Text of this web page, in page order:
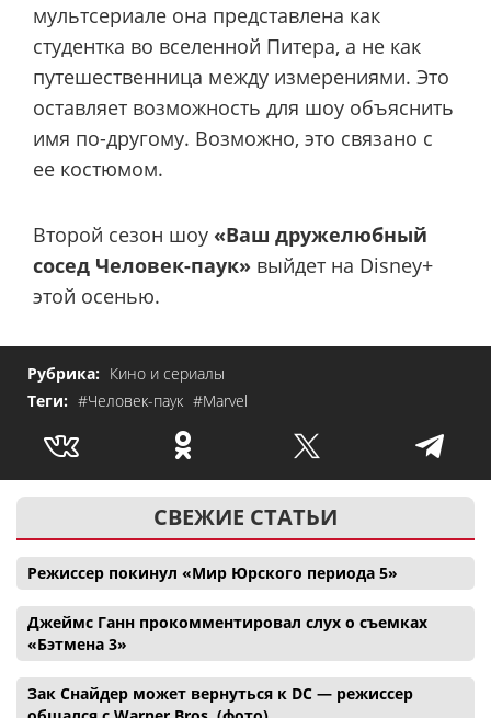
мультсериале она представлена ​​как
студентка во вселенной Питера, а не как
путешественница между измерениями. Это
оставляет возможность для шоу объяснить
имя по-другому. Возможно, это связано с
ее костюмом.
Второй сезон шоу «Ваш дружелюбный
сосед Человек-паук» выйдет на Disney+
этой осенью.
Рубрика: Кино и сериалы
Теги: #Человек-паук #Marvel
СВЕЖИЕ СТАТЬИ
Режиссер покинул «Мир Юрского периода 5»
Джеймс Ганн прокомментировал слух о съемках
«Бэтмена 3»
Зак Снайдер может вернуться к DC — режиссер